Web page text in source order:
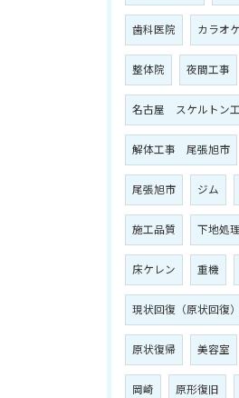
歯科医院 カラオ
整体院 夜間工事
名古屋 スケルトン
解体工事 尾張旭市
尾張旭市 ジム
施工品質 下地処理
床ケレン 重機
現状回復（原状回復）
原状復帰 美容室
岡崎 原形復旧